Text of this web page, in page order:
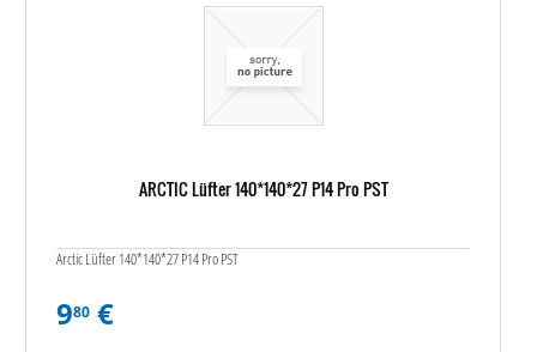
ARCTIC Lüfter 140*140*27 P14 Pro PST
Arctic Lüfter 140*140*27 P14 Pro PST
980 €